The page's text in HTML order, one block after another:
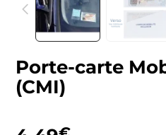
Porte-carte
(CMI)